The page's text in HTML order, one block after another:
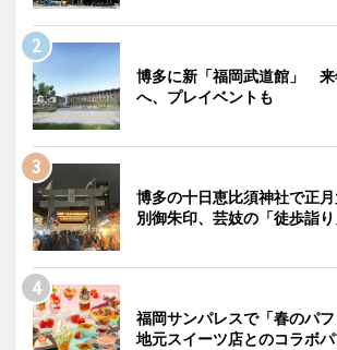
博多に新「福岡武道館」 来
へ、プレイベントも
博多の十日恵比須神社で正
別御朱印、芸妓の「徒歩詣
福岡サンパレスで「春のパ
地元スイーツ店とのコラボ